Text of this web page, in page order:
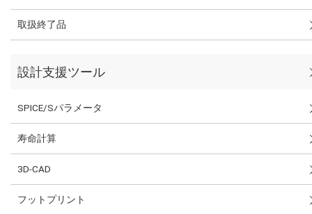
取扱終了品
設計支援ツール
SPICE/Sパラメータ
寿命計算
3D-CAD
フットプリント